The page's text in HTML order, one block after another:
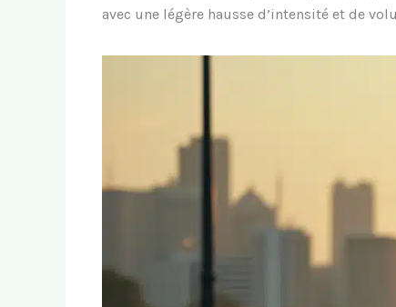
avec une légère hausse d’intensité et de